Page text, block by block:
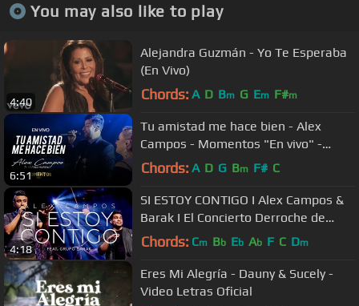
You may also like to play
4:40
Alejandra Guzmán - Yo Te Esperaba
(En Vivo)
Chords: A D Bm G Em F#m
6:51
Tu amistad me hace bien - Alex
Campos - Momentos "En vivo" -
Video oficial
Chords: A D G Bm F# C
4:18
SI ESTOY CONTIGO I Alex Campos &
Barak I El Concierto Derroche de
Amor (HD)
Chords: Cm Bb Eb Ab F C Dm
Eres Mi Alegría - Dauny & Sucely -
Video Letras Oficial